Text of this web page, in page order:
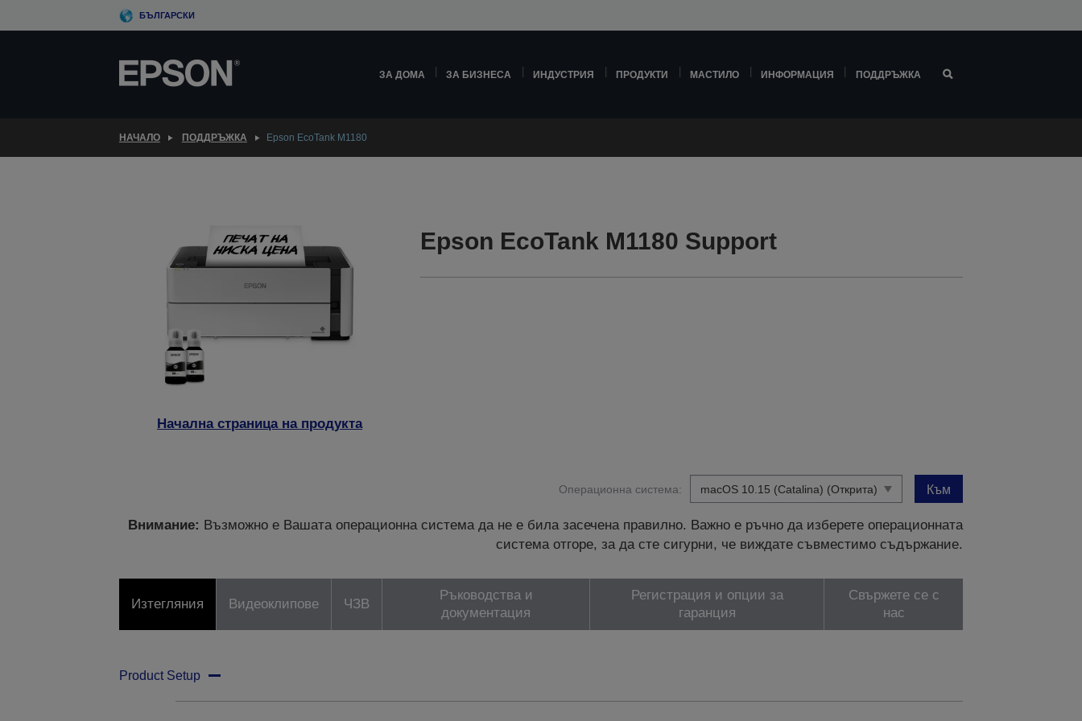
to
БЪЛГАРСКИ
ЗА ДОМА ЗА БИЗНЕСА ИНДУСТРИЯ ПРОДУКТИ МАСТИЛО ИНФОРМАЦИЯ ПОДДРЪЖКА
НАЧАЛО ПОДДРЪЖКА Epson EcoTank M1180
Начална страница на продукта
Epson EcoTank M1180 Support
Операционна система: Към
Внимание: Възможно е Вашата операционна система да не е била засечена правилно. Важно е ръчно да изберете операционната
система отгоре, за да сте сигурни, че виждате съвместимо съдържание.
Изтегляния Видеоклипове ЧЗВ
Ръководства и
документация
Регистрация и опции за
гаранция
Свържете се с
нас
Product Setup